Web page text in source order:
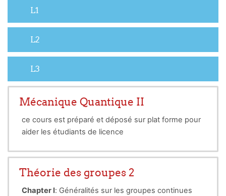
L1
L2
L3
Mécanique Quantique II
ce cours est préparé et déposé sur plat forme pour
aider les étudiants de licence
Théorie des groupes 2
Chapter I: Généralités sur les groupes continues